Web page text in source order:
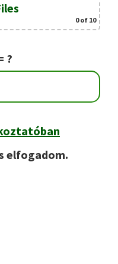
0of 10
?
elfogadom.